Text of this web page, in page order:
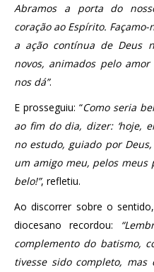
Abramos a porta do
coração ao Espírito.
a ação contínua de Deus
novos, animados pelo
nos dá”.
E prosseguiu: “Como seria
ao fim do dia, dizer: ‘hoje,
no estudo, guiado por
um amigo meu, pelos meus
belo!”, refletiu.
Ao discorrer sobre o
diocesano recordou:
complemento do batismo,
tivesse sido completo,